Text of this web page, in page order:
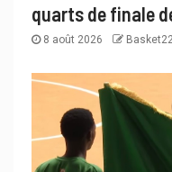
quarts de finale
8 août 2026